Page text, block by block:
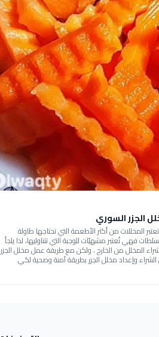
الجزر السوري
المخللات من أكثر الأطعمة التي تحتاجها طاولة
فهي تُعتبر مشهيّات للوجبة التي تتناوليها، لذا يلجأ
المخلل من الخارج ، ولكن مع طريقة عمل مخلل الجزر
وإعداد مخلل الجزر بطريقة آمنة وصحية لكي